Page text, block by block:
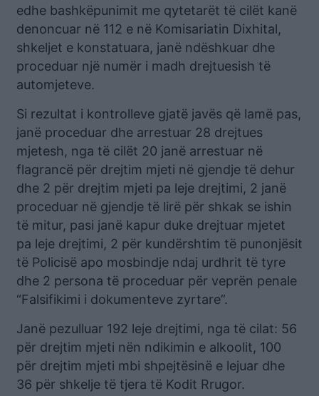
edhe bashkëpunimit me qytetarët të cilët kanë
denoncuar në 112 e në Komisariatin Dixhital,
shkeljet e konstatuara, janë ndëshkuar dhe
proceduar një numër i madh drejtuesish të
automjeteve.
Si rezultat i kontrolleve gjatë javës që lamë pas,
janë proceduar dhe arrestuar 28 drejtues
mjetesh, nga të cilët 20 janë arrestuar në
flagrancë për drejtim mjeti në gjendje të dehur
dhe 2 për drejtim mjeti pa leje drejtimi, 2 janë
proceduar në gjendje të lirë për shkak se ishin
të mitur, pasi janë kapur duke drejtuar mjetet
pa leje drejtimi, 2 për kundërshtim të punonjësit
të Policisë apo mosbindje ndaj urdhrit të tyre
dhe 2 persona të proceduar për veprën penale
“Falsifikimi i dokumenteve zyrtare”.
Janë pezulluar 192 leje drejtimi, nga të cilat: 56
për drejtim mjeti nën ndikimin e alkoolit, 100
për drejtim mjeti mbi shpejtësinë e lejuar dhe
36 për shkelje të tjera të Kodit Rrugor.